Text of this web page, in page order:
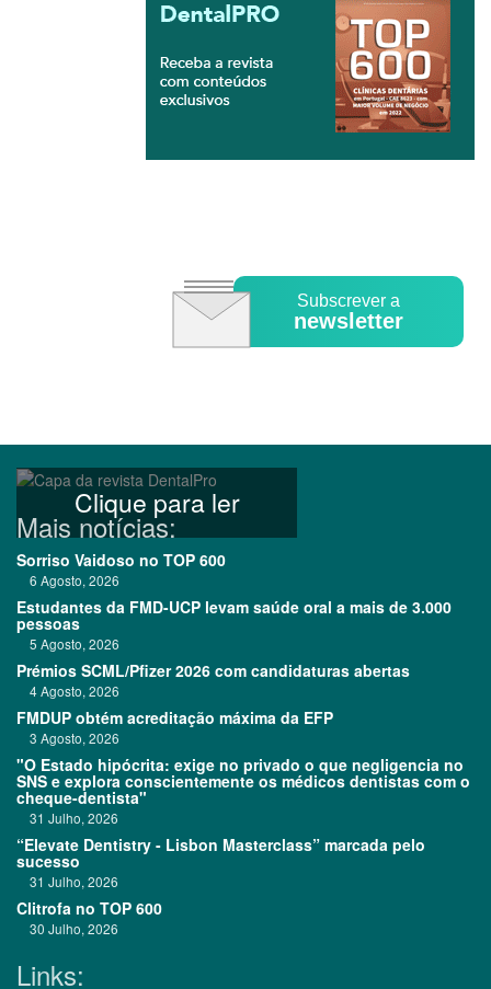
Subscrever a
newsletter
Clique para ler
Mais notícias:
Sorriso Vaidoso no TOP 600
6 Agosto, 2026
Estudantes da FMD-UCP levam saúde oral a mais de 3.000
pessoas
5 Agosto, 2026
Prémios SCML/Pfizer 2026 com candidaturas abertas
4 Agosto, 2026
FMDUP obtém acreditação máxima da EFP
3 Agosto, 2026
"O Estado hipócrita: exige no privado o que negligencia no
SNS e explora conscientemente os médicos dentistas com o
cheque-dentista"
31 Julho, 2026
“Elevate Dentistry - Lisbon Masterclass” marcada pelo
sucesso
31 Julho, 2026
Clitrofa no TOP 600
30 Julho, 2026
Links: